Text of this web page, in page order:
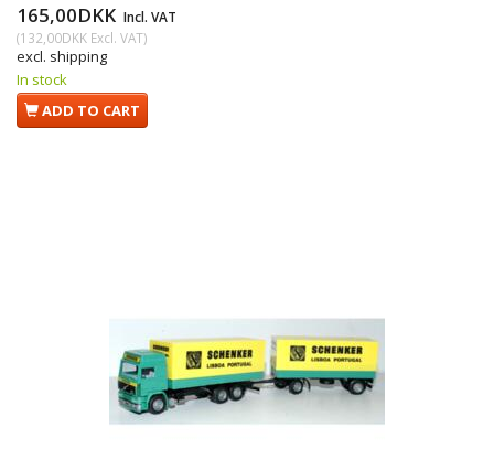
165,00DKK Incl. VAT
(132,00DKK Excl. VAT)
excl. shipping
In stock
ADD TO CART